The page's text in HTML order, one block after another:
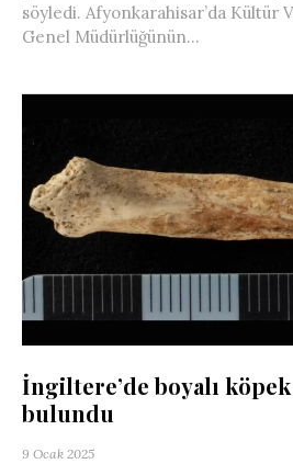
söyledi. Afyonkarahisar’da Kültür
Genel Müdürlüğünün...
İngiltere’de boyalı
bulundu
9 Ocak 2025